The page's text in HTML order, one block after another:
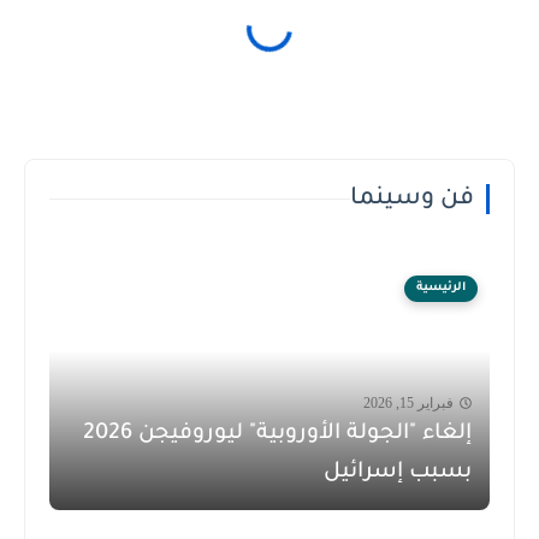
فن وسينما
الرئيسية
فبراير 15, 2026
إلغاء "الجولة الأوروبية" ليوروفيجن 2026
بسبب إسرائيل